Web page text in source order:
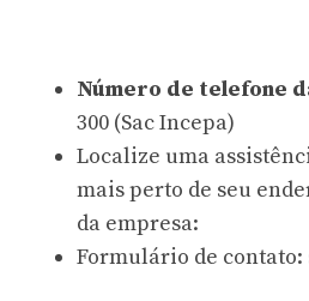
Número de telefone
300 (Sac Incepa)
Localize uma
mais perto de seu
da empresa:
Formulário de contato: